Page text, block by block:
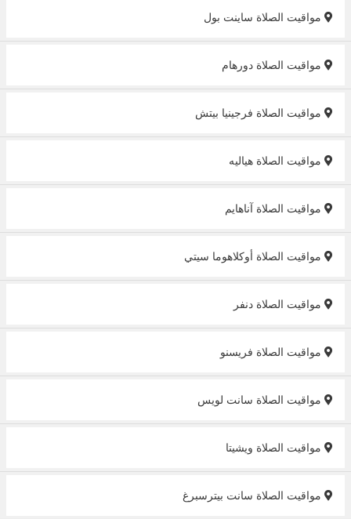
مواقيت الصلاة ساينت بول
مواقيت الصلاة دورهام
مواقيت الصلاة فرجينيا بيتش
مواقيت الصلاة هياليه
مواقيت الصلاة آناهايم
مواقيت الصلاة أوكلاهوما سيتي
مواقيت الصلاة دنفر
مواقيت الصلاة فريسنو
مواقيت الصلاة سانت لويس
مواقيت الصلاة ويشيتا
مواقيت الصلاة سانت بيترسبرغ